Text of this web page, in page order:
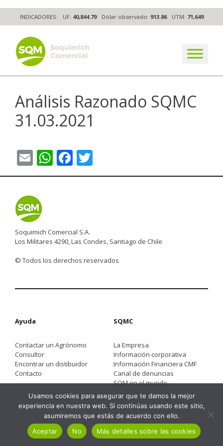
to
content
INDICADORES: UF: 40,844.79 Dólar observado: 913.86 UTM: 71,649
The worldwide business formula
Análisis Razonado SQMC
31.03.2021
EmailWhatsApp
Facebook
Soquimich Comercial S.A.
Los Militares 4290, Las Condes, Santiago de Chile
© Todos los derechos reservados
Ayuda
Contactar un Agrónomo
Consultor
Encontrar un distibuidor
Contacto
SQMC
La Empresa
Información corporativa
Información Financiera CMF
Canal de denuncias
SQM en el mundo
Usamos cookies para asegurar que te damos la mejor
experiencia en nuestra web. Si continúas usando este sitio,
asumiremos que estás de acuerdo con ello.
Aceptar
No Más detalles sobre las cookies